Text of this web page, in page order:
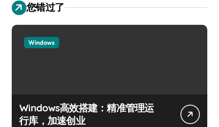
您错过了
Windows
Windows高效搭建：精准管理运
行库，加速创业